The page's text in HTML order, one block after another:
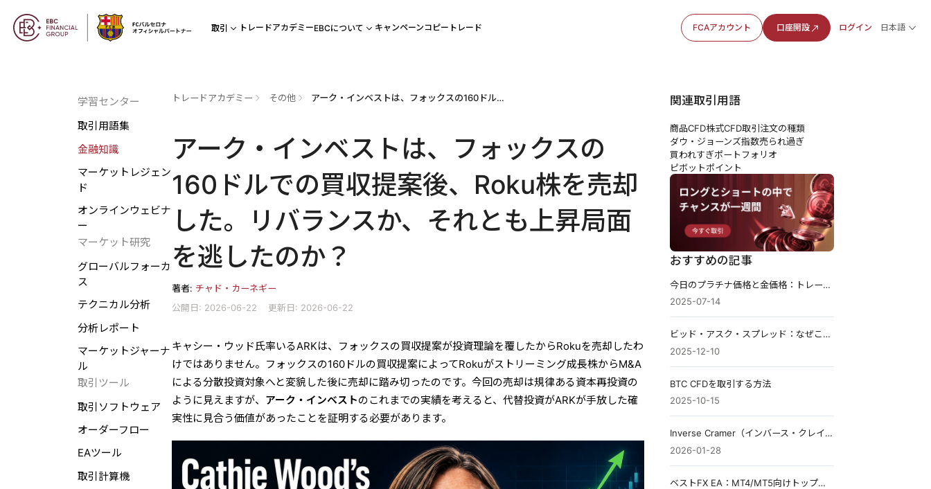
取引 トレードアカデミーEBCについて キャンペーンコピートレード FCAアカウント 口座開設 ログイン 日本語
学習センター
取引用語集
金融知識
マーケットレジェン
ド
オンラインウェビナ
ー
マーケット研究
グローバルフォーカ
ス
テクニカル分析
分析レポート
マーケットジャーナ
ル
取引ツール
取引ソフトウェア
オーダーフロー
EAツール
取引計算機
トレードアカデミー その他 アーク・インベストは、フォックスの160ドルでの買収提案後、Roku株を売却した。リバランスか、それとも上昇局面を逃したのか？
アーク・インベストは、フォックスの
160ドルでの買収提案後、Roku株を売却
した。リバランスか、それとも上昇局面
を逃したのか？
著者: チャド・カーネギー
公開日: 2026-06-22
更新日: 2026-06-22
キャシー・ウッド氏率いるARKは、フォックスの買収提案が投資理論を覆したからRokuを売却したわ
けではありません。フォックスの160ドルの買収提案によってRokuがストリーミング成長株からM&A
による分散投資対象へと変貌した後に売却に踏み切ったのです。今回の売却は規律ある資本再投資の
ように見えますが、 アーク・インベストのこれまでの実績を考えると、代替投資がARKが手放した確
実性に見合う価値があったことを証明する必要があります。
関連取引用語
商品CFD株式CFD取引注文の種類
ダウ・ジョーンズ指数売られ過ぎ
買われすぎポートフォリオ
ピボットポイント
おすすめの記事
今日のプラチナ価格と金価格：トレーダーの分析
2025-07-14
ビッド・アスク・スプレッド：なぜこれがすべてのトレーダーにとって重要なのか
2025-12-10
BTC CFDを取引する方法
2025-10-15
Inverse Cramer（インバース・クレイマー）とは：トレーダーガイド
2026-01-28
ベストFX EA：MT4/MT5向けトップピック（2026年）